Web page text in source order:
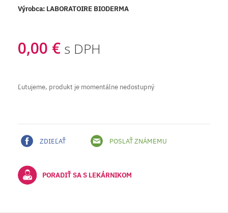
Výrobca: LABORATOIRE BIODERMA
0,00 € s DPH
Ľutujeme, produkt je momentálne nedostupný
ZDIEĽAŤ POSLAŤ ZNÁMEMU
PORADIŤ SA S LEKÁRNIKOM